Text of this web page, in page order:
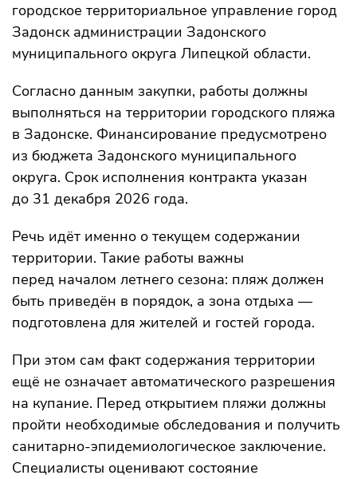
городское территориальное управление город
Задонск администрации Задонского
муниципального округа Липецкой области.
Согласно данным закупки, работы должны
выполняться на территории городского пляжа
в Задонске. Финансирование предусмотрено
из бюджета Задонского муниципального
округа. Срок исполнения контракта указан
до 31 декабря 2026 года.
Речь идёт именно о текущем содержании
территории. Такие работы важны
перед началом летнего сезона: пляж должен
быть приведён в порядок, а зона отдыха —
подготовлена для жителей и гостей города.
При этом сам факт содержания территории
ещё не означает автоматического разрешения
на купание. Перед открытием пляжи должны
пройти необходимые обследования и получить
санитарно-эпидемиологическое заключение.
Специалисты оценивают состояние